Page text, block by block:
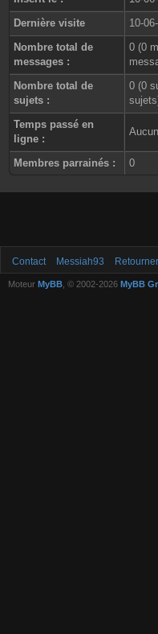
Dernière visite
10-
Nombre total de
messages :
0 (0
Nombre total de
sujets :
0 (0
Temps passé en
ligne :
Membres parrainés : 0
Contact Messiah93
Moteur MyBB , © 2002-2026 MyBB